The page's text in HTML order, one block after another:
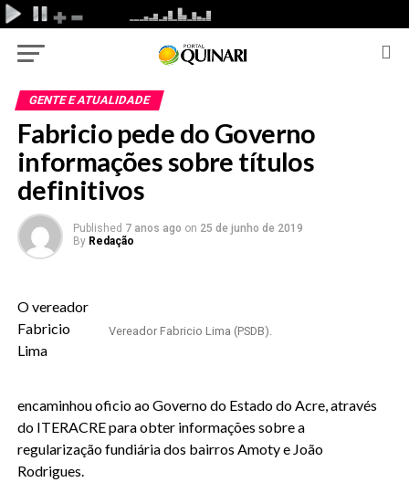
GENTE E ATUALIDADE
Fabricio pede do Governo
informações sobre títulos
definitivos
Published 7 anos ago on 25 de junho de 2019
By Redação
Vereador Fabricio Lima (PSDB).
O vereador
Fabricio
Lima
encaminhou oficio ao Governo do Estado do Acre, através
do ITERACRE para obter informações sobre a
regularização fundiária dos bairros Amoty e João
Rodrigues.